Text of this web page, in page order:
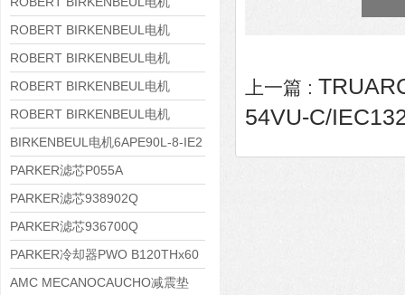
8APE160L-4-IE3
ROBERT BIRKENBEUL电机
8APE112M-6K-IE3
ROBERT BIRKENBEUL电机
8APE100L-2 IE3
ROBERT BIRKENBEUL电机
8APE90S-4 IE3
ROBERT BIRKENBEUL电机
8APE80M-2K-IE3
BIRKENBEUL电机6APE90L-8-IE2
PARKER滤芯P055A
PARKER滤芯938902Q
PARKER滤芯936700Q
PARKER冷却器PWO B120THx60
AMC MECANOCAUCHO减震垫
上一篇 :
54VU-C/